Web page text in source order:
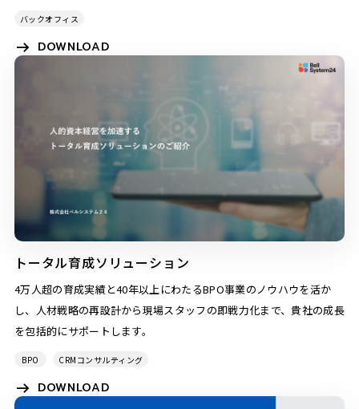
バックオフィス
DOWNLOAD
トータル育成ソリューション
4万人超の育成実績と40年以上にわたるBPO事業のノウハウを活か
し、人材戦略の再設計から現場スタッフの即戦力化まで、貴社の成長
を包括的にサポートします。
BPO CRMコンサルティング
DOWNLOAD